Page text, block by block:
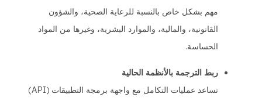
مهم بشكل خاص بالنسبة للرعاية الصحية، والشؤون
القانونية، والمالية، والموارد البشرية، وغيرها من المواد
الحساسة.
ربط الترجمة بالأنظمة الحالية
تساعد عمليات التكامل مع واجهة برمجة التطبيقات (API)